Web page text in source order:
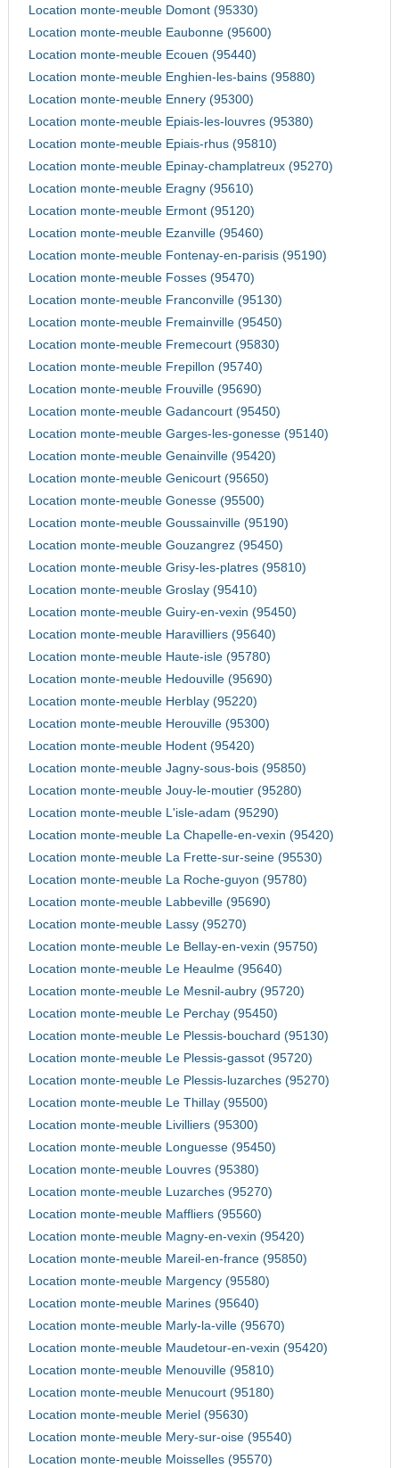
Location monte-meuble Domont (95330)
Location monte-meuble Eaubonne (95600)
Location monte-meuble Ecouen (95440)
Location monte-meuble Enghien-les-bains (95880)
Location monte-meuble Ennery (95300)
Location monte-meuble Epiais-les-louvres (95380)
Location monte-meuble Epiais-rhus (95810)
Location monte-meuble Epinay-champlatreux (95270)
Location monte-meuble Eragny (95610)
Location monte-meuble Ermont (95120)
Location monte-meuble Ezanville (95460)
Location monte-meuble Fontenay-en-parisis (95190)
Location monte-meuble Fosses (95470)
Location monte-meuble Franconville (95130)
Location monte-meuble Fremainville (95450)
Location monte-meuble Fremecourt (95830)
Location monte-meuble Frepillon (95740)
Location monte-meuble Frouville (95690)
Location monte-meuble Gadancourt (95450)
Location monte-meuble Garges-les-gonesse (95140)
Location monte-meuble Genainville (95420)
Location monte-meuble Genicourt (95650)
Location monte-meuble Gonesse (95500)
Location monte-meuble Goussainville (95190)
Location monte-meuble Gouzangrez (95450)
Location monte-meuble Grisy-les-platres (95810)
Location monte-meuble Groslay (95410)
Location monte-meuble Guiry-en-vexin (95450)
Location monte-meuble Haravilliers (95640)
Location monte-meuble Haute-isle (95780)
Location monte-meuble Hedouville (95690)
Location monte-meuble Herblay (95220)
Location monte-meuble Herouville (95300)
Location monte-meuble Hodent (95420)
Location monte-meuble Jagny-sous-bois (95850)
Location monte-meuble Jouy-le-moutier (95280)
Location monte-meuble L'isle-adam (95290)
Location monte-meuble La Chapelle-en-vexin (95420)
Location monte-meuble La Frette-sur-seine (95530)
Location monte-meuble La Roche-guyon (95780)
Location monte-meuble Labbeville (95690)
Location monte-meuble Lassy (95270)
Location monte-meuble Le Bellay-en-vexin (95750)
Location monte-meuble Le Heaulme (95640)
Location monte-meuble Le Mesnil-aubry (95720)
Location monte-meuble Le Perchay (95450)
Location monte-meuble Le Plessis-bouchard (95130)
Location monte-meuble Le Plessis-gassot (95720)
Location monte-meuble Le Plessis-luzarches (95270)
Location monte-meuble Le Thillay (95500)
Location monte-meuble Livilliers (95300)
Location monte-meuble Longuesse (95450)
Location monte-meuble Louvres (95380)
Location monte-meuble Luzarches (95270)
Location monte-meuble Maffliers (95560)
Location monte-meuble Magny-en-vexin (95420)
Location monte-meuble Mareil-en-france (95850)
Location monte-meuble Margency (95580)
Location monte-meuble Marines (95640)
Location monte-meuble Marly-la-ville (95670)
Location monte-meuble Maudetour-en-vexin (95420)
Location monte-meuble Menouville (95810)
Location monte-meuble Menucourt (95180)
Location monte-meuble Meriel (95630)
Location monte-meuble Mery-sur-oise (95540)
Location monte-meuble Moisselles (95570)